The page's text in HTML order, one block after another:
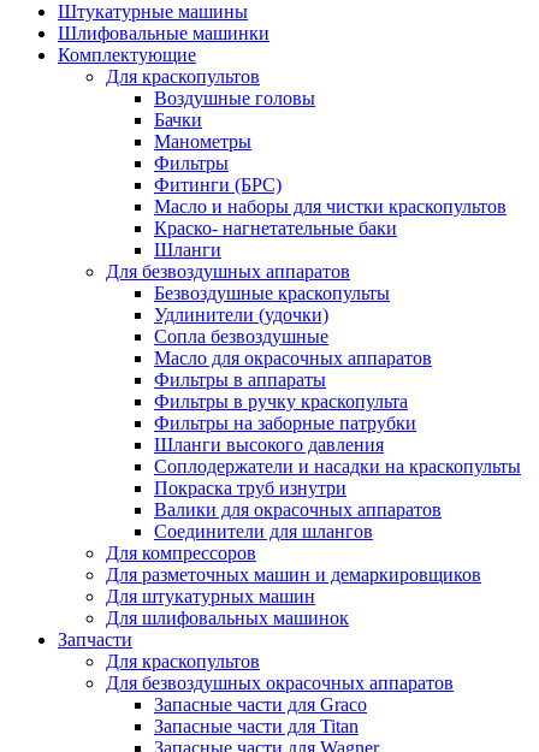
Штукатурные машины
Шлифовальные машинки
Комплектующие
Для краскопультов
Воздушные головы
Бачки
Манометры
Фильтры
Фитинги (БРС)
Масло и наборы для чистки краскопультов
Краско- нагнетательные баки
Шланги
Для безвоздушных аппаратов
Безвоздушные краскопульты
Удлинители (удочки)
Сопла безвоздушные
Масло для окрасочных аппаратов
Фильтры в аппараты
Фильтры в ручку краскопульта
Фильтры на заборные патрубки
Шланги высокого давления
Соплодержатели и насадки на краскопульты
Покраска труб изнутри
Валики для окрасочных аппаратов
Соединители для шлангов
Для компрессоров
Для разметочных машин и демаркировщиков
Для штукатурных машин
Для шлифовальных машинок
Запчасти
Для краскопультов
Для безвоздушных окрасочных аппаратов
Запасные части для Graco
Запасные части для Titan
Запасные части для Wagner